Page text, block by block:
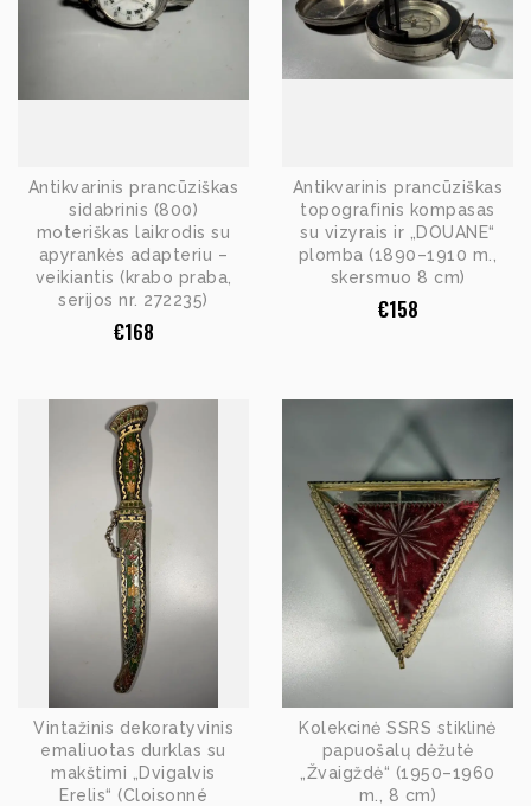
Antikvarinis prancūziškas
sidabrinis (800)
moteriškas laikrodis su
apyrankės adapteriu –
veikiantis (krabo praba,
serijos nr. 272235)
€168
Antikvarinis prancūziškas
topografinis kompasas
su vizyrais ir „DOUANE“
plomba (1890–1910 m.,
skersmuo 8 cm)
€158
Vintažinis dekoratyvinis
emaliuotas durklas su
makštimi „Dvigalvis
Erelis“ (Cloisonné
Kolekcinė SSRS stiklinė
papuošalų dėžutė
„Žvaigždė“ (1950–1960
m., 8 cm)